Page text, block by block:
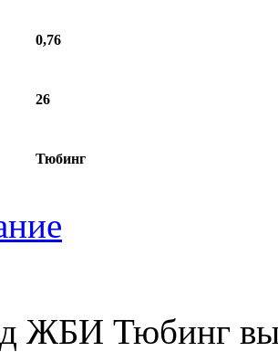
0,76
26
Тюбинг
ЖБИ Тюбинг